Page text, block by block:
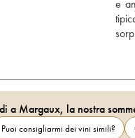
e
a Margaux, la nostra
Puoi consigliarmi dei vini simili?